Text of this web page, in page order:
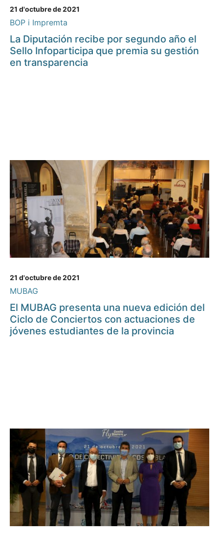
21 d'octubre de 2021
BOP i Impremta
La Diputación recibe por segundo año el
Sello Infoparticipa que premia su gestión
en transparencia
21 d'octubre de 2021
MUBAG
El MUBAG presenta una nueva edición del
Ciclo de Conciertos con actuaciones de
jóvenes estudiantes de la provincia